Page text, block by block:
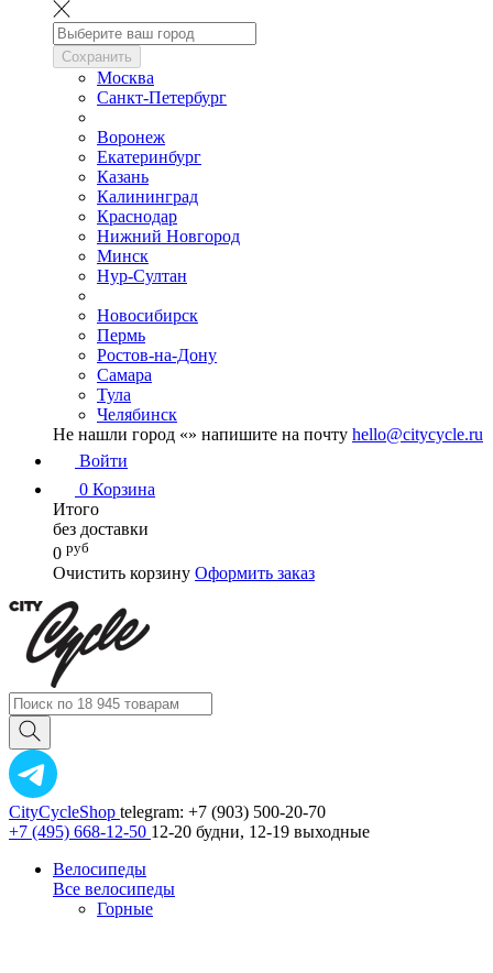
Сохранить
Москва
Санкт-Петербург
Воронеж
Екатеринбург
Казань
Калининград
Краснодар
Нижний Новгород
Минск
Нур-Султан
Новосибирск
Пермь
Ростов-на-Дону
Самара
Тула
Челябинск
Не нашли город «» напишите на почту hello@citycycle.ru
Войти
0 Корзина
Итого
без доставки
0 руб
Очистить корзину Оформить заказ
CityCycleShop telegram: +7 (903) 500-20-70
+7 (495) 668-12-50 12-20 будни, 12-19 выходные
Велосипеды
Все велосипеды
Горные